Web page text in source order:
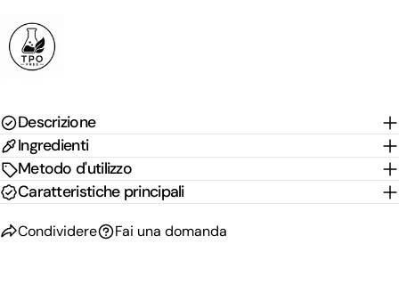
Descrizione
Ingredienti
Metodo d'utilizzo
Caratteristiche principali
Condividere Fai una domanda